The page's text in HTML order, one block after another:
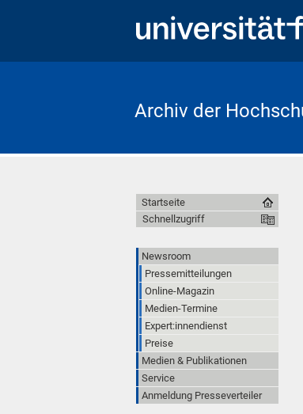
Archiv der
Startseite
Schnellzugriff
Newsroom
Pressemitteilungen
Online-Magazin
Medien-Termine
Expert:innendienst
Preise
Medien & Publikationen
Service
Anmeldung Presseverteiler